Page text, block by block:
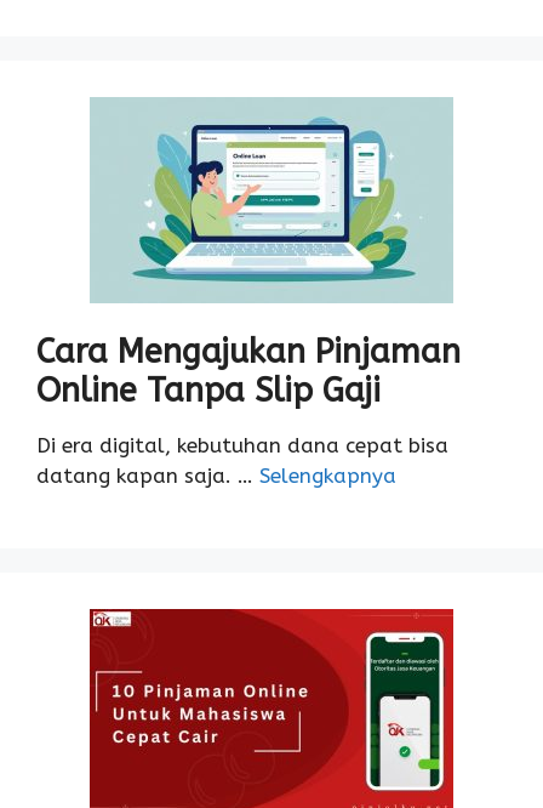
Cara Mengajukan Pinjaman
Online Tanpa Slip Gaji
Di era digital, kebutuhan dana cepat bisa
datang kapan saja. … Selengkapnya